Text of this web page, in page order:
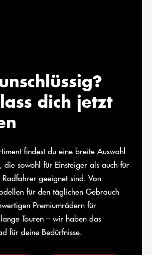
dich jetzt
findest du eine breite Auswahl
die sowohl für Einsteiger als auch für
geeignet sind. Von
für den täglichen Gebrauch
Premiumrädern für
Touren – wir haben das
für deine Bedürfnisse.